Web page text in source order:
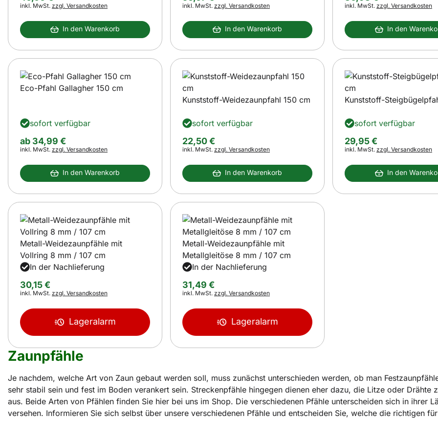
Steuerhinweis:
inkl. MwSt. zzgl. Versandkosten
In den Warenkorb
Steuerhinweis:
inkl. MwSt. zzgl. Versandkosten
In den Warenkorb
Steuerhinweis:
inkl. MwSt. zzgl. Versandkosten
In den
Eco-Pfahl Gallagher 150 cm
sofort verfügbar
ab:
ab 34,99 €
Steuerhinweis:
inkl. MwSt. zzgl. Versandkosten
In den Warenkorb
Kunststoff-Weidezaunpfahl 150 cm
sofort verfügbar
22,50€
Steuerhinweis:
inkl. MwSt. zzgl. Versandkosten
In den Warenkorb
Kunststoff-
sofort verfügbar
29,95€
Steuerhinweis:
inkl. MwSt. zzgl. Versandkosten
In den
Metall-Weidezaunpfähle mit
Vollring 8 mm / 107 cm
In der Nachlieferung
30,15€
Steuerhinweis:
inkl. MwSt. zzgl. Versandkosten
Lageralarm
Metall-Weidezaunpfähle mit
Metallgleitöse 8 mm / 107 cm
In der Nachlieferung
31,49 €
Steuerhinweis:
inkl. MwSt. zzgl. Versandkosten
Lageralarm
Zaunpfähle
Je nachdem, welche Art von Zaun gebaut werden soll, muss zunächst unterschieden werden, ob man
sehr stabil sein und fest im Boden verankert sein. Streckenpfähle hingegen dienen eher dazu, die Litze oder Drähte
aus. Beide Arten von Pfählen finden Sie hier bei uns im Shop. Die verschiedenen Pfähle unterscheiden sich in ihrer
versehen. Informieren Sie sich selbst über unsere verschiedenen Pfähle und entscheiden Sie, welche die richtigen